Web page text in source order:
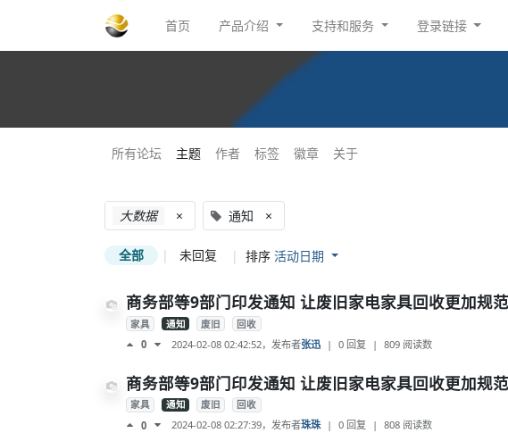
首页 产品介绍 支持和服务 登录链接
所有论坛 主题 作者 标签 徽章 关于
大数据 × 通知 ×
全部 | 未回复 | 排序 活动日期
商务部等9部门印发通知 让废旧家电家具回收更加规
家具 通知 废旧 回收
0 2024-02-08 02:42:52，发布者张迅 | 0 回复 | 809 阅读数
商务部等9部门印发通知 让废旧家电家具回收更加规
家具 通知 废旧 回收
0 2024-02-08 02:27:39，发布者珠珠 | 0 回复 | 808 阅读数